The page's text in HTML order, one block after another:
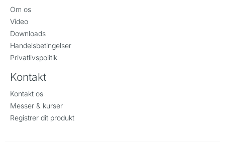
Om os
Video
Downloads
Handelsbetingelser
Privatlivspolitik
Kontakt
Kontakt os
Messer & kurser
Registrer dit produkt